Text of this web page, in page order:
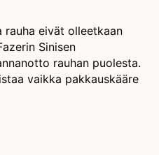
rauha eivät olleetkaan
Sinisen
rauhan puolesta.
vaikka pakkauskääre